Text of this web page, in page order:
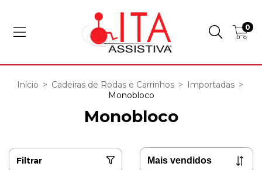
0
Início > Cadeiras de Rodas e Carrinhos > Importadas >
Monobloco
Monobloco
Filtrar